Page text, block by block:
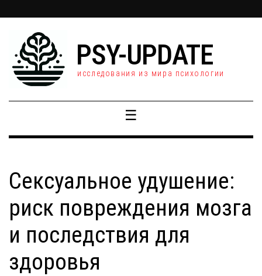
PSY-UPDATE
исследования из мира психологии
☰
Сексуальное удушение:
риск повреждения мозга
и последствия для
здоровья